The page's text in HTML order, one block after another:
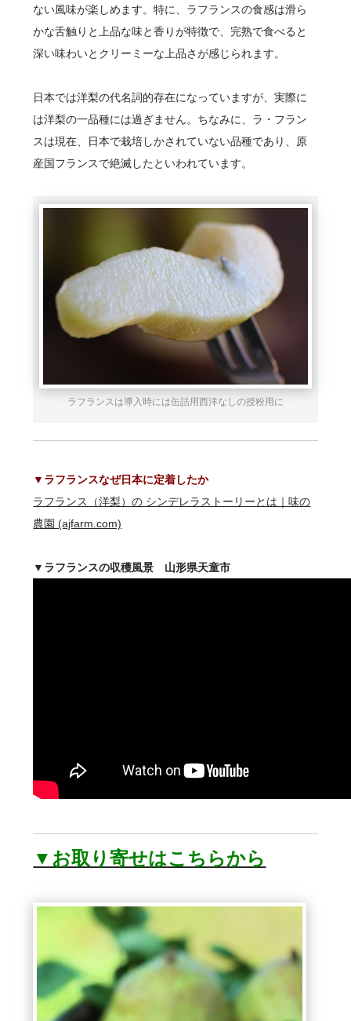
ない風味が楽しめます。特に、ラフランスの食感は滑ら
かな舌触りと上品な味と香りが特徴で、完熟で食べると
深い味わいとクリーミーな上品さが感じられます。
日本では洋梨の代名詞的存在になっていますが、実際に
は洋梨の一品種には過ぎません。ちなみに、ラ・フラン
スは現在、日本で栽培しかされていない品種であり、原
産国フランスで絶滅したといわれています。
ラフランスは導入時には缶詰用西洋なしの授粉用に
▼ラフランスなぜ日本に定着したか
ラフランス（洋梨）の シンデレラストーリーとは｜味の
農園 (ajfarm.com)
▼ラフランスの収穫風景 山形県天童市
▼お取り寄せはこちらから